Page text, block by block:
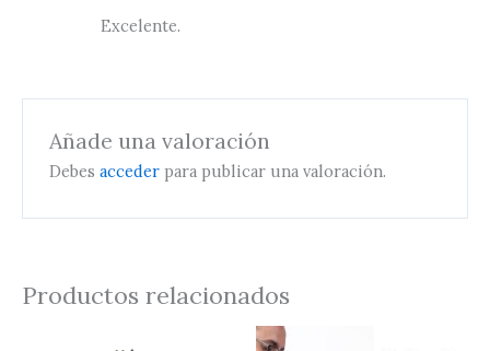
con5de 5
Excelente.
Añade una valoración
Debesacceder para publicar una valoración.
Productos relacionados